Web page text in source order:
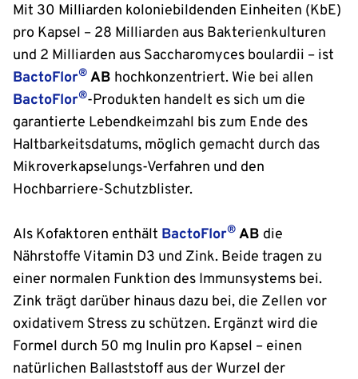
Mit 30 Milliarden koloniebildenden Einheiten (KbE)
pro Kapsel – 28 Milliarden aus Bakterienkulturen
und 2 Milliarden aus Saccharomyces boulardii – ist
BactoFlor® AB hochkonzentriert. Wie bei allen
BactoFlor®-Produkten handelt es sich um die
garantierte Lebendkeimzahl bis zum Ende des
Haltbarkeitsdatums, möglich gemacht durch das
Mikroverkapselungs-Verfahren und den
Hochbarriere-Schutzblister.
Als Kofaktoren enthält BactoFlor® AB die
Nährstoffe Vitamin D3 und Zink. Beide tragen zu
einer normalen Funktion des Immunsystems bei.
Zink trägt darüber hinaus dazu bei, die Zellen vor
oxidativem Stress zu schützen. Ergänzt wird die
Formel durch 50 mg Inulin pro Kapsel – einen
natürlichen Ballaststoff aus der Wurzel der